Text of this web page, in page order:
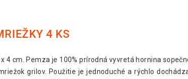
4 KS
cm. Pemza je 100% prírodná vyvretá hornina
grilov. Použitie je jednoduché a rýchlo